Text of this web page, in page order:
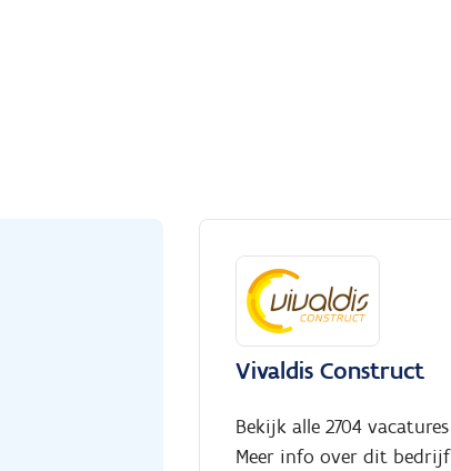
Vivaldis Construct
Bekijk alle 2704 vacatures
Meer info over dit bedrijf